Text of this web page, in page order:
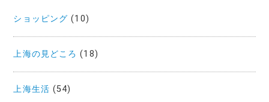
ン
ショッピング (10)
上海の見どころ (18)
上海生活 (54)